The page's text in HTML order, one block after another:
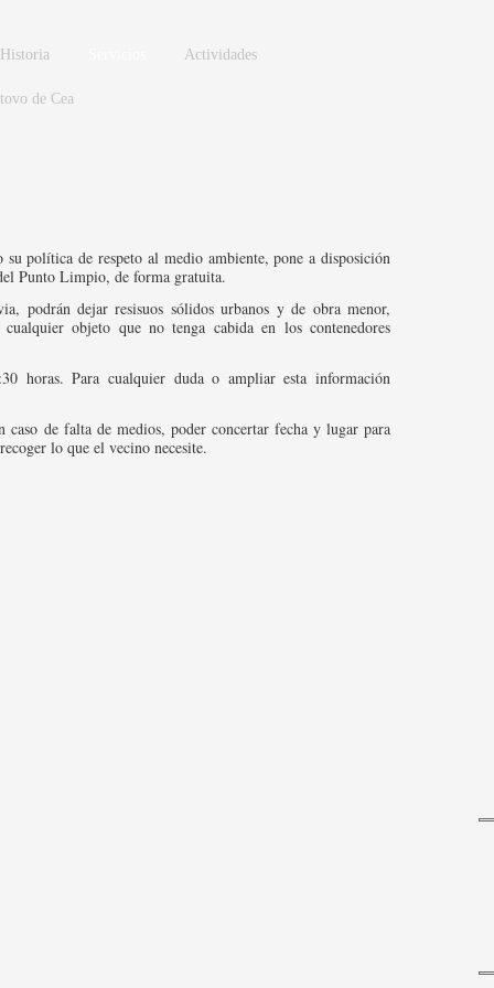
Historia Actividades
de Cea
política de respeto al medio ambiente, pone a disposición
Punto Limpio, de forma gratuita.
podrán dejar resisuos sólidos urbanos y de obra menor,
objeto que no tenga cabida en los contenedores
horas. Para cualquier duda o ampliar esta información
de falta de medios, poder concertar fecha y lugar para
lo que el vecino necesite.